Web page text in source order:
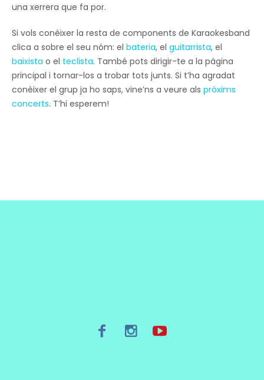
una xerrera que fa por.
Si vols conèixer la resta de components de Karaokesband
clica a sobre el seu nóm: el bateria, el guitarrista, el
baixista o el teclista. També pots dirigir-te a la pàgina
principal i tornar-los a trobar tots junts. Si t’ha agradat
conèixer el grup ja ho saps, vine’ns a veure als pròxims
concerts. T’hi esperem!